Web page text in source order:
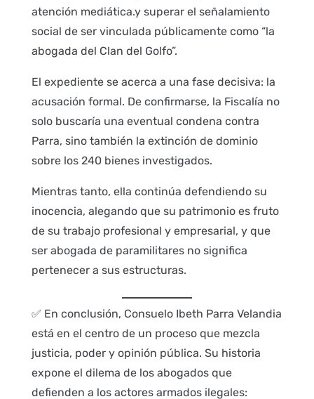
atención mediática.y superar el señalamiento
social de ser vinculada públicamente como “la
abogada del Clan del Golfo”.
El expediente se acerca a una fase decisiva: la
acusación formal. De confirmarse, la Fiscalía no
solo buscaría una eventual condena contra
Parra, sino también la extinción de dominio
sobre los 240 bienes investigados.
Mientras tanto, ella continúa defendiendo su
inocencia, alegando que su patrimonio es fruto
de su trabajo profesional y empresarial, y que
ser abogada de paramilitares no significa
pertenecer a sus estructuras.
✅ En conclusión, Consuelo Ibeth Parra Velandia
está en el centro de un proceso que mezcla
justicia, poder y opinión pública. Su historia
expone el dilema de los abogados que
defienden a los actores armados ilegales: